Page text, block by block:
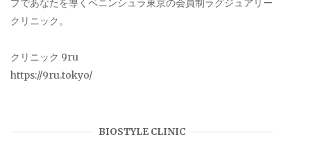
プであなたを導くペニンシュラ東京の会員制ラグジュアリー
クリニック。
クリニック 9ru
https://9ru.tokyo/
BIOSTYLE CLINIC